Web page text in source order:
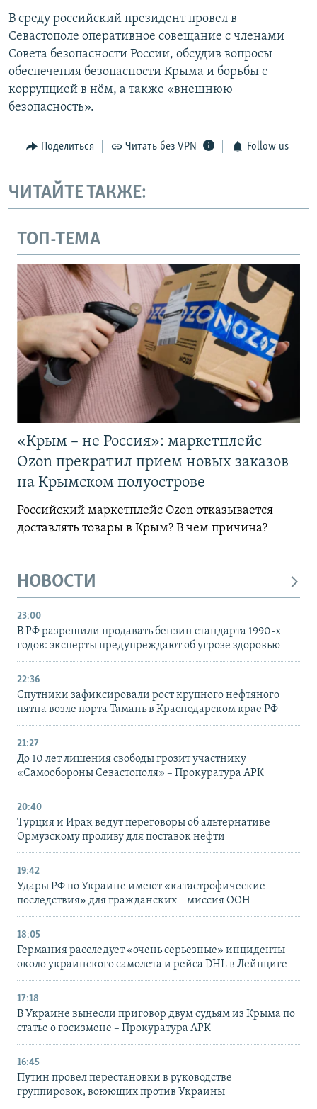
В среду российский президент провел в
Севастополе оперативное совещание с членами
Совета безопасности России, обсудив вопросы
обеспечения безопасности Крыма и борьбы с
коррупцией в нём, а также «внешнюю
безопасность».
Поделиться Читать без VPN Follow us
ЧИТАЙТЕ ТАКЖЕ:
ТОП-ТЕМА
«Крым – не Россия»: маркетплейс
Ozon прекратил прием новых заказов
на Крымском полуострове
Российский маркетплейс Ozon отказывается
доставлять товары в Крым? В чем причина?
НОВОСТИ
23:00
В РФ разрешили продавать бензин стандарта 1990-х
годов: эксперты предупреждают об угрозе здоровью
22:36
Спутники зафиксировали рост крупного нефтяного
пятна возле порта Тамань в Краснодарском крае РФ
21:27
До 10 лет лишения свободы грозит участнику
«Самообороны Севастополя» – Прокуратура АРК
20:40
Турция и Ирак ведут переговоры об альтернативе
Ормузскому проливу для поставок нефти
19:42
Удары РФ по Украине имеют «катастрофические
последствия» для гражданских – миссия ООН
18:05
Германия расследует «очень серьезные» инциденты
около украинского самолета и рейса DHL в Лейпциге
17:18
В Украине вынесли приговор двум судьям из Крыма по
статье о госизмене – Прокуратура АРК
16:45
Путин провел перестановки в руководстве
группировок, воюющих против Украины